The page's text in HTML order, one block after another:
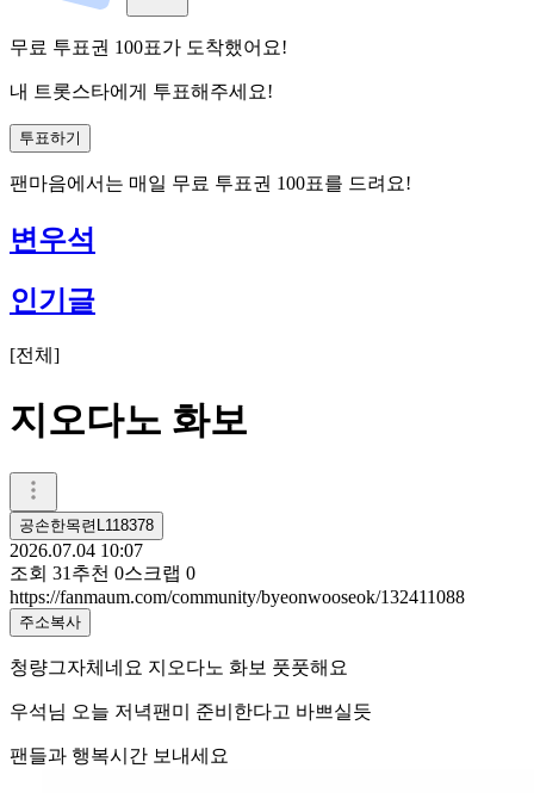
무료 투표권 100표가 도착했어요!
내 트롯스타에게 투표해주세요!
투표하기
팬마음에서는 매일 무료 투표권 100표를 드려요!
변우석
인기글
[전체 ]
지오다노 화보
공손한목련L118378
2026.07.04 10:07
조회 31 추천 0스크랩 0
https://fanmaum.com/community/byeonwooseok/132411088
주소복사
청량그자체네요 지오다노 화보 풋풋해요
우석님 오늘 저녁팬미 준비한다고 바쁘실듯
팬들과 행복시간 보내세요